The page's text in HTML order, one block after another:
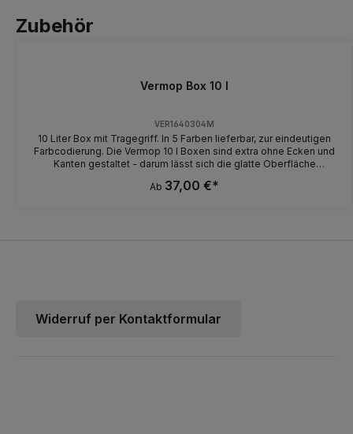
Zubehör
Vermop Box 10 l
VER1640304M
10 Liter Box mit Tragegriff. In 5 Farben lieferbar, zur eindeutigen
Farbcodierung. Die Vermop 10 l Boxen sind extra ohne Ecken und
Kanten gestaltet - darum lässt sich die glatte Oberfläche
20,5 cm (B x T x H) Aus dem Werkstoff Rezyklat hergestellt.
Ab 37,00 €*
Widerruf per Kontaktformular